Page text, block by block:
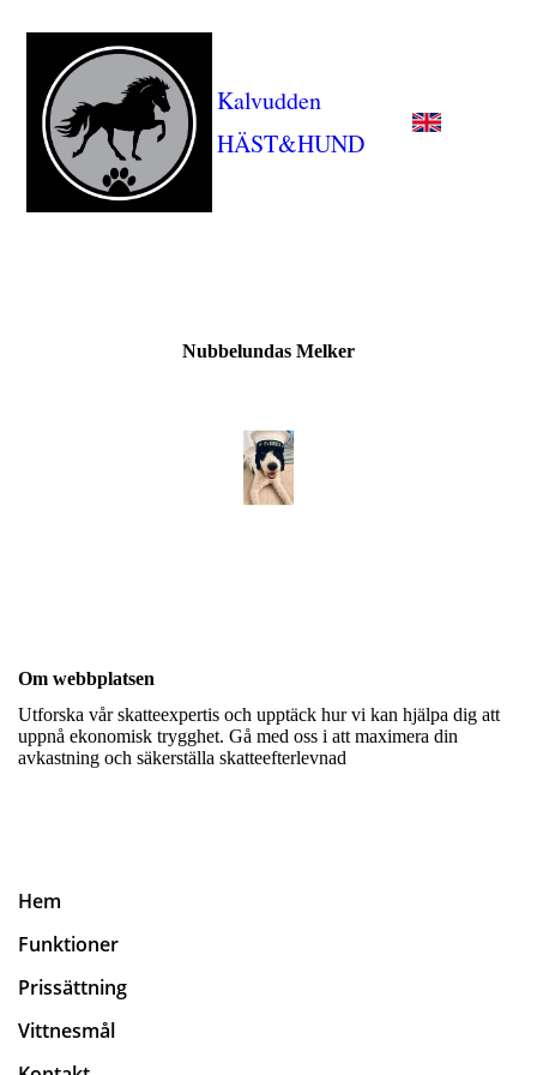
Kalvudden
HÄST&HUND
Nubbelundas Melker
Om webbplatsen
Utforska vår skatteexpertis och upptäck hur vi kan hjälpa dig att
uppnå ekonomisk trygghet. Gå med oss i att maximera din
avkastning och säkerställa skatteefterlevnad
Hem
Funktioner
Prissättning
Vittnesmål